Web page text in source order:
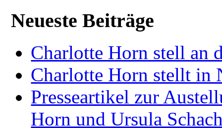
Neueste Beiträge
Charlotte Horn stell an
Charlotte Horn stellt in
Presseartikel zur
Horn und Ursula